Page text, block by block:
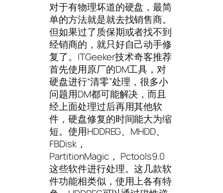
对于有物理坏道的硬盘，最简
单的方法就是就去找销售商。
但如果过了质保期或者找不到
经销商的，就只好自己动手修
复了。ITGeeker技术奇客推荐
首先使用原厂的DM工具，对
硬盘进行“清零”处理，很多小
问题用DM都可能解决，而且
经上面处理过后再用其他软
件，硬盘修复的时间能大为缩
短。使用HDDREG、MHDD、
FBDisk，
PartitionMagic， Pctools9.0
这些软件进行处理。这几款软
件功能相类似，使用上各有特